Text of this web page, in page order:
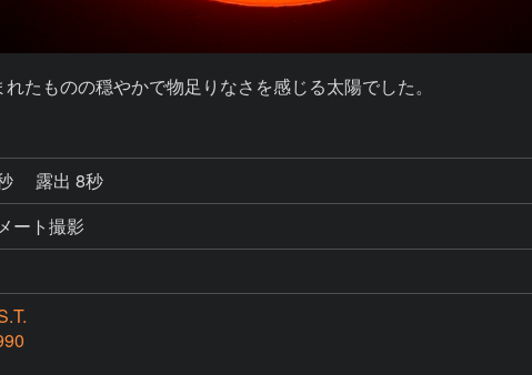
たものの穏やかで物足りなさを感じる太陽でした。
露出 8秒
ート撮影